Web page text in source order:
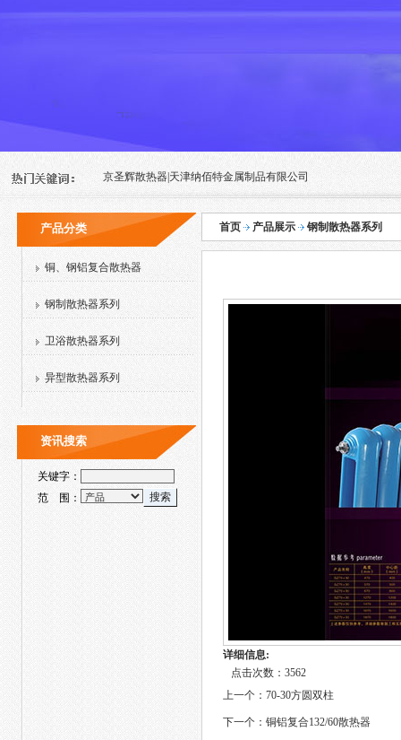
京圣辉散热器|天津纳佰特金属制品有限公司
产品分类
铜、钢铝复合散热器
钢制散热器系列
卫浴散热器系列
异型散热器系列
资讯搜索
关键字：
范 围：
首页 产品展示 钢制散热器系列
详细信息:
点击次数：3562
上一个： 70-30方圆双柱
下一个： 铜铝复合132/60散热器